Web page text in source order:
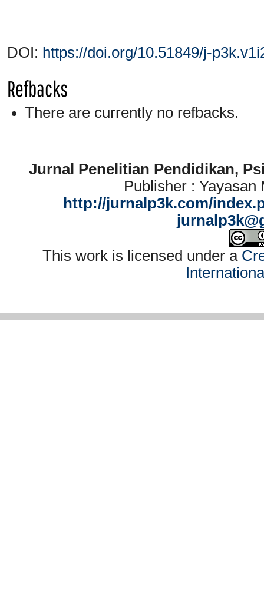
DOI: https://doi.org/10.51849/j-
Refbacks
There are currently no refbacks.
Jurnal Penelitian Pendidikan,
Publisher : Yayasan
http://jurnalp3k.com/
This work is licensed under a